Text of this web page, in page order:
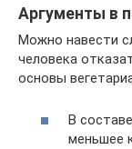
Аргументы в
Можно навести
человека
основы
В
меньшее